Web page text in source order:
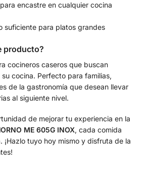
encastre en cualquier cocina
suficiente para platos grandes
producto?
cocineros caseros que buscan
cocina. Perfecto para familias,
de la gastronomía que desean llevar
al siguiente nivel.
de mejorar tu experiencia en la
ME 605G INOX, cada comida
¡Hazlo tuyo hoy mismo y disfruta de la